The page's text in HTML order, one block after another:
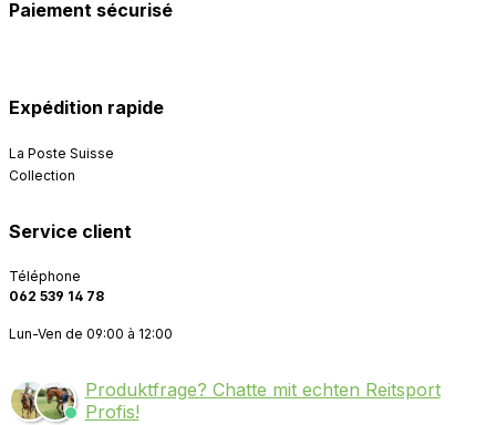
Paiement sécurisé
Expédition rapide
La Poste Suisse
Collection
Service client
Téléphone
062 539 14 78
Lun-Ven de 09:00 à 12:00
Produktfrage? Chatte mit echten Reitsport
Profis!